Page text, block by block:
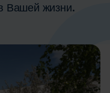
Вашей жизни.